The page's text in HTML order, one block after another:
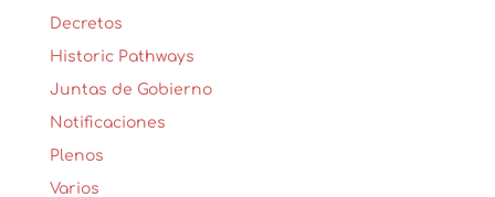
Decretos
Historic Pathways
Juntas de Gobierno
Notificaciones
Plenos
Varios